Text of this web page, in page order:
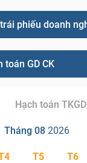
phiếu doanh
toán GD CK
Hạch toán TKGD
Tháng 08 2026
T5 T6